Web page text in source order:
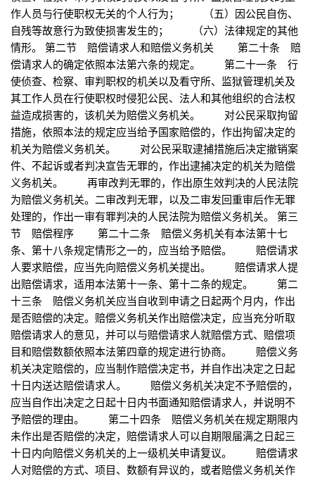
作人员与行使职权无关的个人行为； （五）因公民自伤、
自残等故意行为致使损害发生的； （六）法律规定的其他
情形。 第二节 赔偿请求人和赔偿义务机关 第二十条 赔
偿请求人的确定依照本法第六条的规定。 第二十一条 行
使侦查、检察、审判职权的机关以及看守所、监狱管理机关及
其工作人员在行使职权时侵犯公民、法人和其他组织的合法权
益造成损害的，该机关为赔偿义务机关。 对公民采取拘留
措施，依照本法的规定应当给予国家赔偿的，作出拘留决定的
机关为赔偿义务机关。 对公民采取逮捕措施后决定撤销案
件、不起诉或者判决宣告无罪的，作出逮捕决定的机关为赔偿
义务机关。 再审改判无罪的，作出原生效判决的人民法院
为赔偿义务机关。二审改判无罪，以及二审发回重审后作无罪
处理的，作出一审有罪判决的人民法院为赔偿义务机关。 第三
节 赔偿程序 第二十二条 赔偿义务机关有本法第十七
条、第十八条规定情形之一的，应当给予赔偿。 赔偿请求
人要求赔偿，应当先向赔偿义务机关提出。 赔偿请求人提
出赔偿请求，适用本法第十一条、第十二条的规定。 第二
十三条 赔偿义务机关应当自收到申请之日起两个月内，作出
是否赔偿的决定。赔偿义务机关作出赔偿决定，应当充分听取
赔偿请求人的意见，并可以与赔偿请求人就赔偿方式、赔偿项
目和赔偿数额依照本法第四章的规定进行协商。 赔偿义务
机关决定赔偿的，应当制作赔偿决定书，并自作出决定之日起
十日内送达赔偿请求人。 赔偿义务机关决定不予赔偿的，
应当自作出决定之日起十日内书面通知赔偿请求人，并说明不
予赔偿的理由。 第二十四条 赔偿义务机关在规定期限内
未作出是否赔偿的决定，赔偿请求人可以自期限届满之日起三
十日内向赔偿义务机关的上一级机关申请复议。 赔偿请求
人对赔偿的方式、项目、数额有异议的，或者赔偿义务机关作